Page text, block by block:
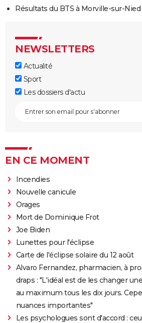
Résultats du BTS à Morville-sur-Nied
NEWSLETTERS
Actualité
Sport
Les dossiers d'actu
EN CE MOMENT
Incendies
Nouvelle canicule
Orages
Mort de Dominique Frot
Joe Biden
Lunettes pour l'éclipse
Carte de l'éclipse solaire du 12 août
Alvaro Fernandez, pharmacien, à
draps : "L'idéal est de les changer
au maximum tous les dix jours.
nuances importantes"
Les psychologues sont d'accord :